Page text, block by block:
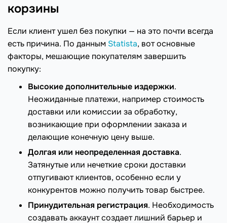
корзины
Если клиент ушел без покупки — на это почти всегда
есть причина. По данным Statista, вот основные
факторы, мешающие покупателям завершить
покупку:
Высокие дополнительные издержки.
Неожиданные платежи, например стоимость
доставки или комиссии за обработку,
возникающие при оформлении заказа и
делающие конечную цену выше.
Долгая или неопределенная доставка.
Затянутые или нечеткие сроки доставки
отпугивают клиентов, особенно если у
конкурентов можно получить товар быстрее.
Принудительная регистрация. Необходимость
создавать аккаунт создает лишний барьер и